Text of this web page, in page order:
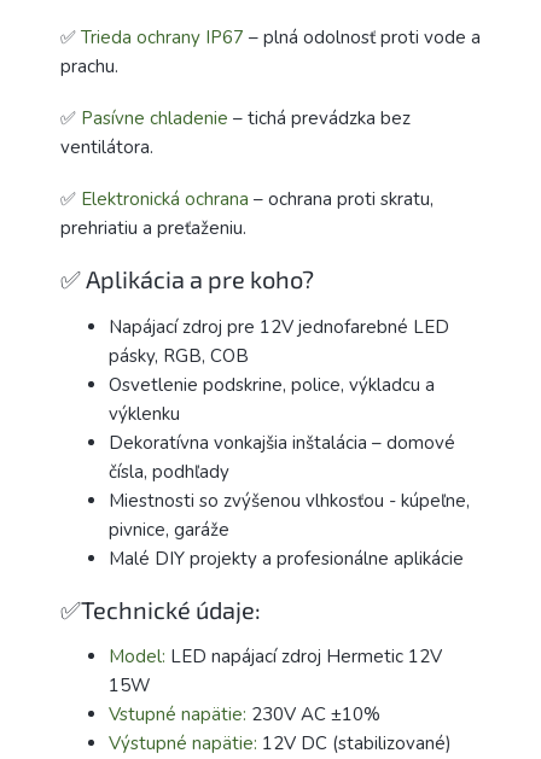
✅ Trieda ochrany IP67 – plná odolnosť proti vode a
prachu.
✅ Pasívne chladenie – tichá prevádzka bez
ventilátora.
✅ Elektronická ochrana – ochrana proti skratu,
prehriatiu a preťaženiu.
✅ Aplikácia a pre koho?
Napájací zdroj pre 12V jednofarebné LED
pásky, RGB, COB
Osvetlenie podskrine, police, výkladcu a
výklenku
Dekoratívna vonkajšia inštalácia – domové
čísla, podhľady
Miestnosti so zvýšenou vlhkosťou - kúpeľne,
pivnice, garáže
Malé DIY projekty a profesionálne aplikácie
✅Technické údaje:
Model: LED napájací zdroj Hermetic 12V
15W
Vstupné napätie: 230V AC ±10%
Výstupné napätie: 12V DC (stabilizované)